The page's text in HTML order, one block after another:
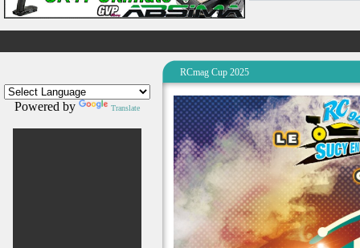
Powered by Translate
RCmag Cup 2025